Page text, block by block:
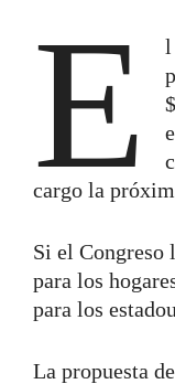
E
l
cargo la
Si el
para los
para los
La propuesta